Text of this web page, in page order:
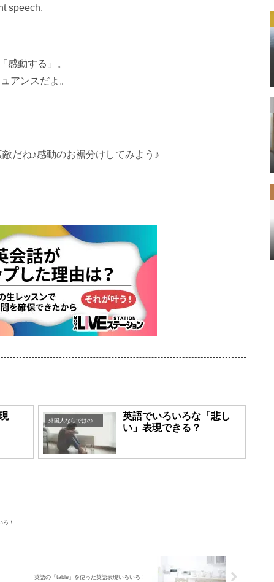
speech.
感動する」。
アンスだよ。
だね♪感動のお裾分けしてみよう♪
外国人ならではの英語表現
英語でいろいろな「悲し
い」表現できる？
ろ！
英語の「table」を使った英語表現いろいろ！